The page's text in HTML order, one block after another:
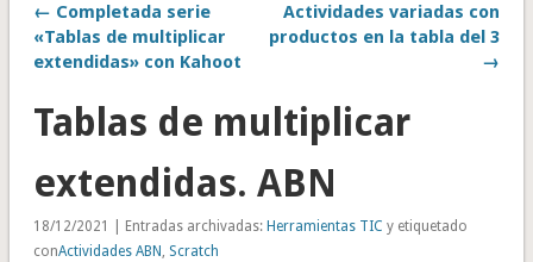
← Completada serie
«Tablas de multiplicar
extendidas» con Kahoot
Actividades variadas con
productos en la tabla del 3
→
Tablas de multiplicar
extendidas. ABN
18/12/2021 | Entradas archivadas: Herramientas TIC y etiquetado
conActividades ABN , Scratch